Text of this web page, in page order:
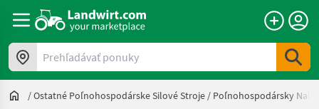
Prehľadávať ponuky
/Ostatné Poľnohospodárske Silové Stroje / Poľnohospodársky